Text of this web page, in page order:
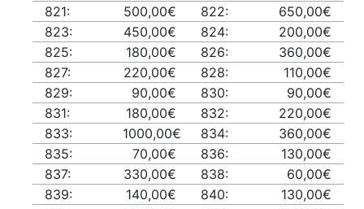
821:
500,00€ 822:
650,00€
823:
450,00€ 824:
200,00€
825:
180,00€ 826:
360,00€
827:
220,00€ 828:
110,00€
829:
90,00€ 830:
90,00€
831:
180,00€ 832:
220,00€
833:
1000,00€ 834:
360,00€
835:
70,00€ 836:
130,00€
837:
330,00€ 838:
60,00€
839:
140,00€ 840:
130,00€